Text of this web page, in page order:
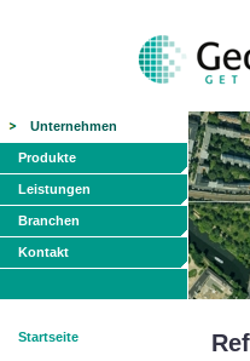
Unternehmen
Produkte
Leistungen
Branchen
Kontakt
Startseite